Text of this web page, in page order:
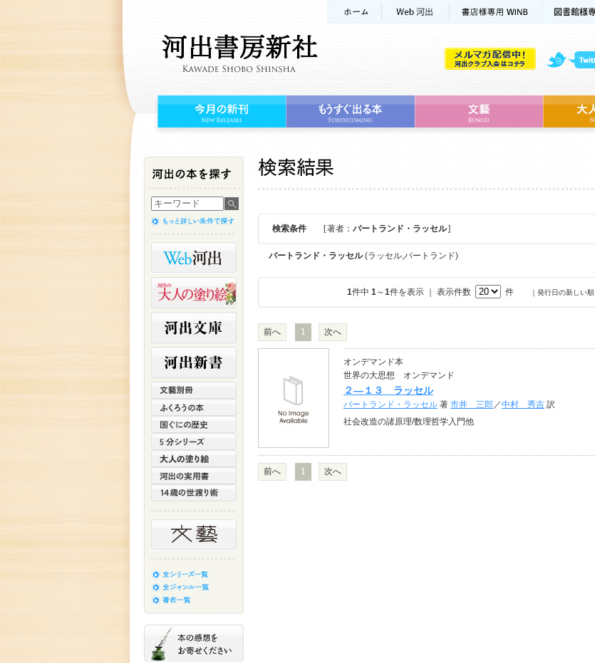
検索条件 [ 著者： バートランド・ラッセル]
バートランド・ラッセル(ラッセル,バートランド)
1件中 1～1件を表示 ｜ 表示件数 件 ｜発行日の新しい順
前へ 1 次へ
オンデマンド本
世界の大思想 オンデマンド
２―１３ ラッセル
バートランド・ラッセル 著 市井 三郎／中村 秀吉 訳
社会改造の諸原理/数理哲学入門他
前へ 1 次へ